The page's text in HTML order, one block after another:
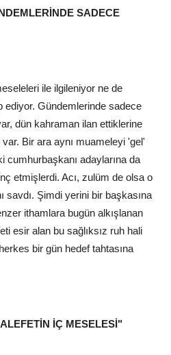
SADECE
ile ilgileniyor ne de
ediyor. Gündemlerinde sadece
dün kahraman ilan ettiklerine
Bir ara aynı muameleyi 'gel'
adaylarına da
etmişlerdi. Acı, zulüm de olsa o
savdı. Şimdi yerini bir başkasına
ithamlara bugün alkışlanan
esir alan bu sağlıksız ruh hali
bir gün hedef tahtasına
İÇ MESELESİ"